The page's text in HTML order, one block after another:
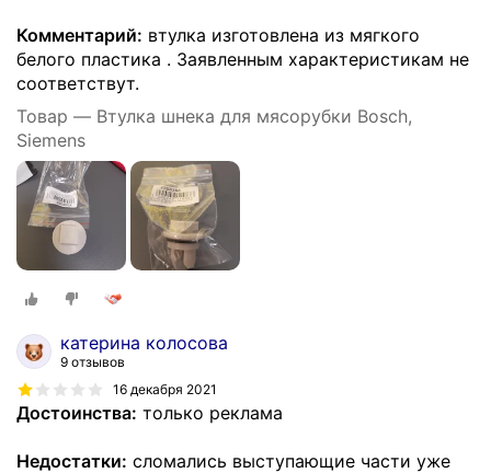
Комментарий: втулка изготовлена из мягкого
белого пластика . Заявленным характеристикам не
соответствут.
Товар — Втулка шнека для мясорубки Bosch,
Siemens
катерина колосова
9 отзывов
16 декабря 2021
Достоинства: только реклама
Недостатки: сломались выступающие части уже